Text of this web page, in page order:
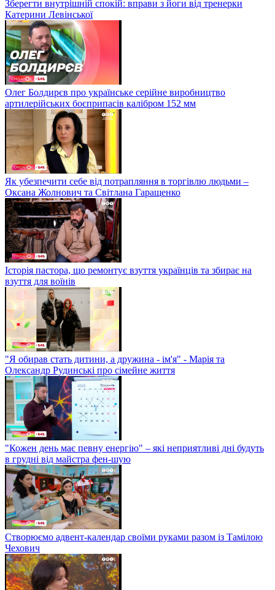
Зберегти внутрішній спокій: вправи з йоги від тренерки
Катерини Левінської
Олег Болдирєв про українське серійне виробництво
артилерійських боєприпасів калібром 152 мм
Як убезпечити себе від потрапляння в торгівлю людьми –
Оксана Жолнович та Світлана Гаращенко
Історія пастора, що ремонтує взуття українців та збирає на
взуття для воїнів
"Я обирав стать дитини, а дружина - ім'я" - Марія та
Олександр Рудинські про сімейне життя
"Кожен день має певну енергію" – які неприятливі дні будуть
в грудні від майстра фен-шую
Створюємо адвент-календар своїми руками разом із Тамілою
Чехович